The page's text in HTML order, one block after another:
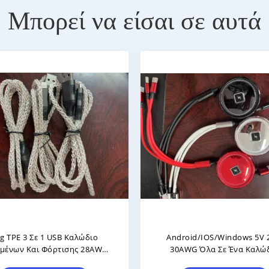
Μπορεί να είσαι σε αυτά
Ρέοντας Φως 2.4A USB
Τρία Σε Ένα Νάυλον
Ρέοντας Φως Τρία
USB Σε Ένα Καλώδιο